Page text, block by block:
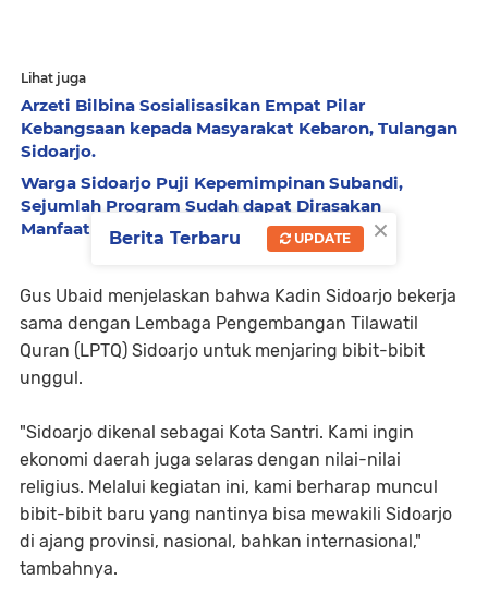
Lihat juga
Arzeti Bilbina Sosialisasikan Empat Pilar
Kebangsaan kepada Masyarakat Kebaron, Tulangan
Sidoarjo.
Warga Sidoarjo Puji Kepemimpinan Subandi,
Sejumlah Program Sudah dapat Dirasakan
Manfaatnya.
‎Gus Ubaid menjelaskan bahwa Kadin Sidoarjo bekerja
sama dengan Lembaga Pengembangan Tilawatil
Quran (LPTQ) Sidoarjo untuk menjaring bibit-bibit
unggul.
‎​"Sidoarjo dikenal sebagai Kota Santri. Kami ingin
ekonomi daerah juga selaras dengan nilai-nilai
religius. Melalui kegiatan ini, kami berharap muncul
bibit-bibit baru yang nantinya bisa mewakili Sidoarjo
di ajang provinsi, nasional, bahkan internasional,"
tambahnya.
×
Berita Terbaru UPDATE